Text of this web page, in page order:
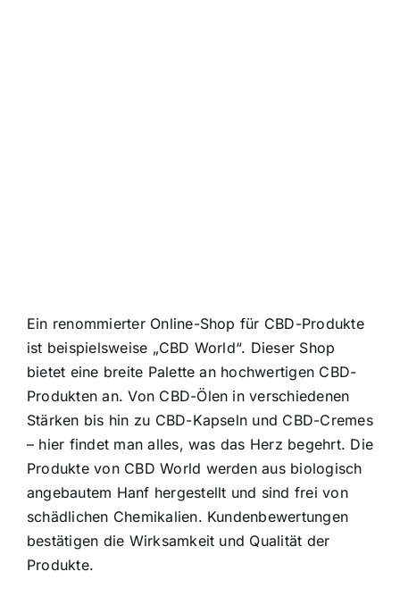
Ein renommierter Online-Shop für CBD-Produkte
ist beispielsweise „CBD World“. Dieser Shop
bietet eine breite Palette an hochwertigen CBD-
Produkten an. Von CBD-Ölen in verschiedenen
Stärken bis hin zu CBD-Kapseln und CBD-Cremes
– hier findet man alles, was das Herz begehrt. Die
Produkte von CBD World werden aus biologisch
angebautem Hanf hergestellt und sind frei von
schädlichen Chemikalien. Kundenbewertungen
bestätigen die Wirksamkeit und Qualität der
Produkte.